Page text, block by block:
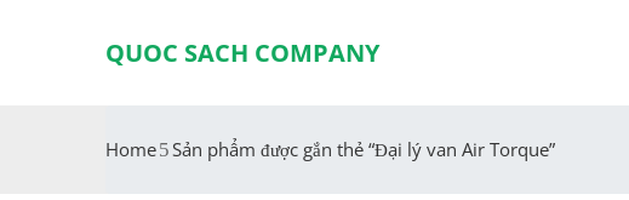
QUOC SACH COMPANY
Home Sản phẩm được gắn thẻ “Đại lý van Air Torque”